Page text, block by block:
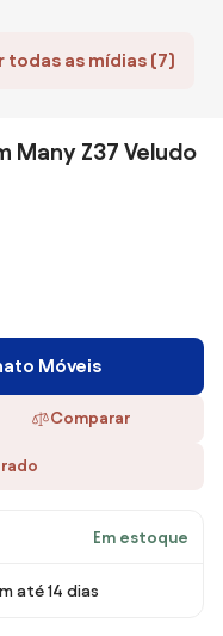
todas as mídias (7)
Many Z37 Veludo
Móveis
Comparar
Em estoque
até 14 dias